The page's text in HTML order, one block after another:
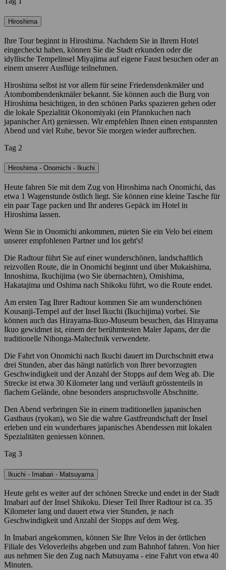
Hiroshima
Ihre Tour beginnt in Hiroshima. Nachdem Sie in Ihrem Hotel
eingecheckt haben, können Sie die Stadt erkunden oder die
idyllische Tempelinsel Miyajima auf eigene Faust besuchen oder an
einem unserer Ausflüge teilnehmen.
Hiroshima selbst ist vor allem für seine Friedensdenkmäler und
Atombombendenkmäler bekannt. Sie können auch die Burg von
Hiroshima besichtigen, in den schönen Parks spazieren gehen oder
die lokale Spezialität Okonomiyaki (ein Pfannkuchen nach
japanischer Art) geniessen. Wir empfehlen Ihnen einen entspannten
Abend und viel Ruhe, bevor Sie morgen wieder aufbrechen.
Tag 2
Hiroshima - Onomichi - Ikuchi
Heute fahren Sie mit dem Zug von Hiroshima nach Onomichi, das
etwa 1 Wagenstunde östlich liegt. Sie können eine kleine Tasche für
ein paar Tage packen und Ihr anderes Gepäck im Hotel in
Hiroshima lassen.
Wenn Sie in Onomichi ankommen, mieten Sie ein Velo bei einem
unserer empfohlenen Partner und los geht's!
Die Radtour führt Sie auf einer wunderschönen, landschaftlich
reizvollen Route, die in Onomichi beginnt und über Mukaishima,
Innoshima, Ikuchijima (wo Sie übernachten), Omishima,
Hakatajima und Oshima nach Shikoku führt, wo die Route endet.
Am ersten Tag Ihrer Radtour kommen Sie am wunderschönen
Kousanji-Tempel auf der Insel Ikuchi (Ikuchijima) vorbei. Sie
können auch das Hirayama-Ikuo-Museum besuchen, das Hirayama
Ikuo gewidmet ist, einem der berühmtesten Maler Japans, der die
traditionelle Nihonga-Maltechnik verwendete.
Die Fahrt von Onomichi nach Ikuchi dauert im Durchschnitt etwa
drei Stunden, aber das hängt natürlich von Ihrer bevorzugten
Geschwindigkeit und der Anzahl der Stopps auf dem Weg ab. Die
Strecke ist etwa 30 Kilometer lang und verläuft grösstenteils in
flachem Gelände, ohne besonders anspruchsvolle Abschnitte.
Den Abend verbringen Sie in einem traditionellen japanischen
Gasthaus (ryokan), wo Sie die wahre Gastfreundschaft der Insel
erleben und ein wunderbares japanisches Abendessen mit lokalen
Spezialitäten geniessen können.
Tag 3
Ikuchi - Imabari - Matsuyama
Heute geht es weiter auf der schönen Strecke und endet in der Stadt
Imabari auf der Insel Shikoku. Dieser Teil Ihrer Radtour ist ca. 35
Kilometer lang und dauert etwa vier Stunden, je nach
Geschwindigkeit und Anzahl der Stopps auf dem Weg.
In Imabari angekommen, können Sie Ihre Velos in der örtlichen
Filiale des Veloverleihs abgeben und zum Bahnhof fahren. Von hier
aus nehmen Sie den Zug nach Matsuyama - eine Fahrt von etwa 40
Minuten.